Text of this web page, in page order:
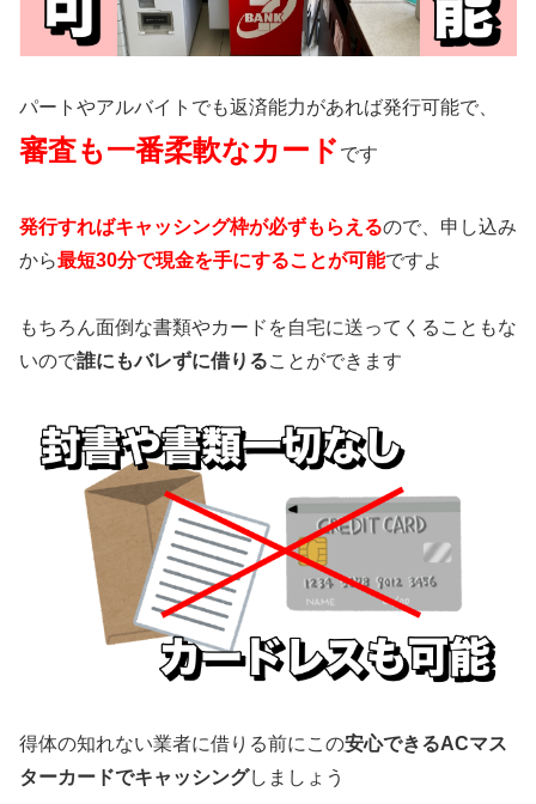
パートやアルバイトでも返済能力があれば発行可能で、
審査も一番柔軟なカード です
発行すればキャッシング枠が必ずもらえるので、申し込み
から最短30分で現金を手にすることが可能ですよ
もちろん面倒な書類やカードを自宅に送ってくることもな
いので誰にもバレずに借りることができます
得体の知れない業者に借りる前にこの安心できるACマス
ターカードでキャッシングしましょう